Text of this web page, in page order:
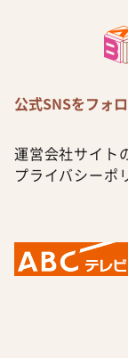
公式SNSをフォ
運営会社サイト
プライバシーポ